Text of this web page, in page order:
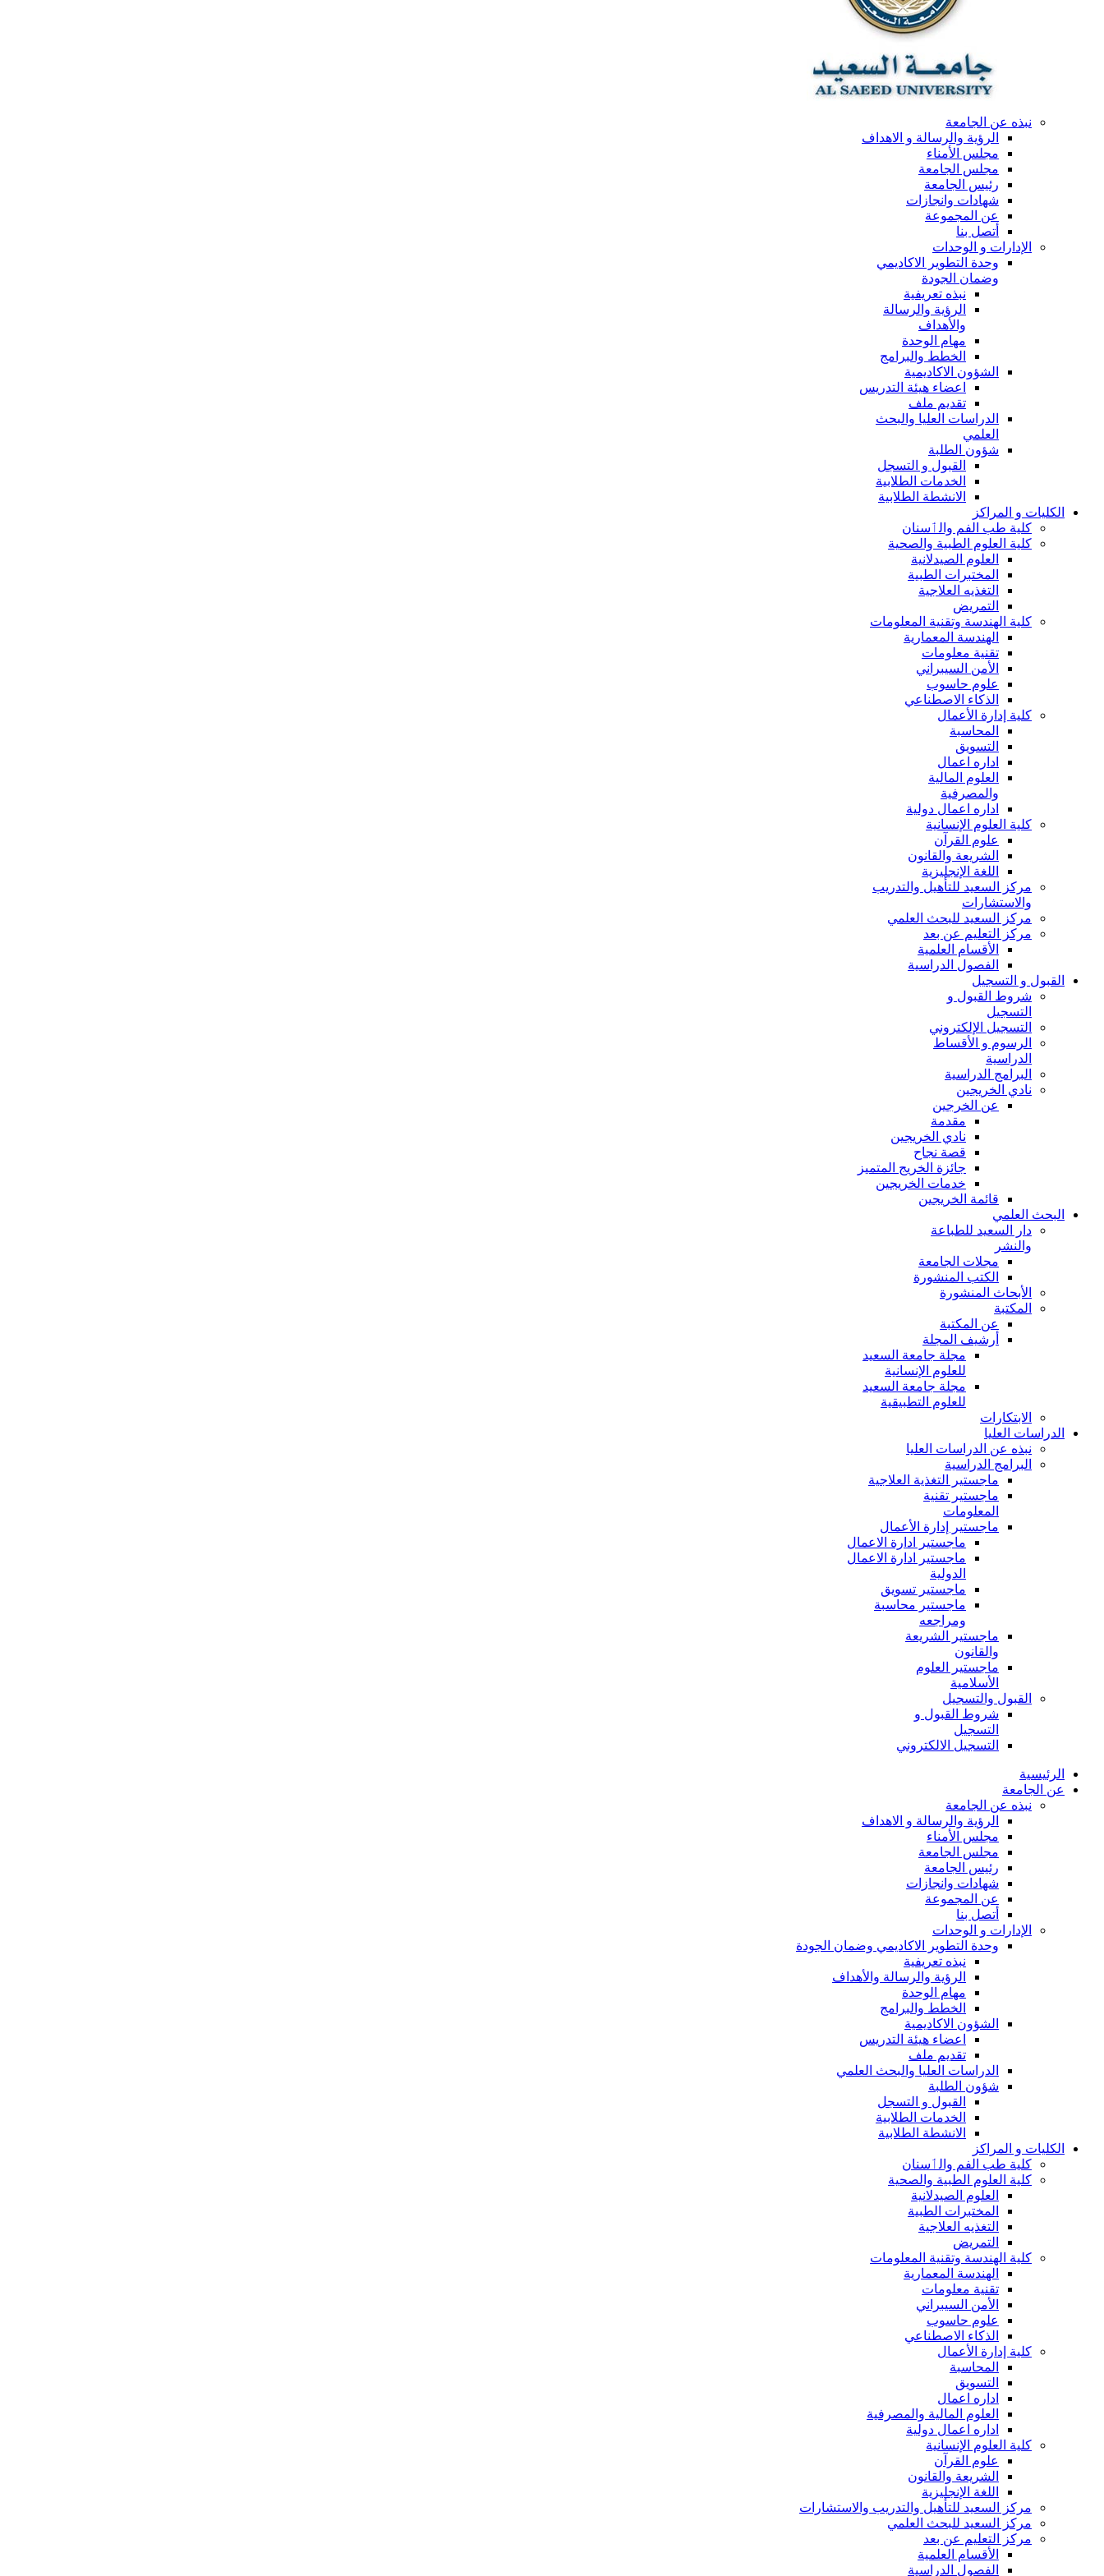
نبذه عن الجامعة
الرؤية والرسالة و الاهداف
مجلس الأمناء
مجلس الجامعة
رئيس الجامعة
شهادات وانجازات
عن المجموعة
أتصل بنا
الإدارات و الوحدات
وحدة التطوير الاكاديمي
وضمان الجودة
نبذه تعريفية
الرؤية والرسالة
والأهداف
مهام الوحدة
الخطط والبرامج
الشؤون الاكاديمية
اعضاء هيئة التدريس
تقديم ملف
الدراسات العليا والبحث
العلمي
شؤون الطلبة
القبول و التسجل
الخدمات الطلابية
الانشطة الطلابية
الكليات و المراكز
كلية طب الفم والٲسنان
كلية العلوم الطبية والصحية
العلوم الصيدلانية
المختبرات الطبية
التغذيه العلاجية
التمريض
كلية الهندسة وتقنية المعلومات
الهندسة المعمارية
تقنية معلومات
الأمن السيبراني
علوم حاسوب
الذكاء الاصطناعي
كلية إدارة الأعمال
المحاسبة
التسويق
اداره اعمال
العلوم المالية
والمصرفية
اداره اعمال دولية
كلية العلوم الإنسانية
علوم القرآن
الشريعة والقانون
اللغة الإنجليزية
مركز السعيد للتأهيل والتدريب
والاستشارات
مركز السعيد للبحث العلمي
مركز التعليم عن بعد
الأقسام العلمية
الفصول الدراسية
القبول و التسجيل
شروط القبول و
التسجيل
التسجيل الإلكتروني
الرسوم و الأقساط
الدراسية
البرامج الدراسية
نادي الخريجين
عن الخرجين
مقدمة
نادي الخريجين
قصة نجاح
جائزة الخريج المتميز
خدمات الخريجين
قائمة الخريجين
البحث العلمي
دار السعيد للطباعة
والنشر
مجلات الجامعة
الكتب المنشورة
الأبحاث المنشورة
المكتبة
عن المكتبة
أرشيف المجلة
مجلة جامعة السعيد
للعلوم الإنسانية
مجلة جامعة السعيد
للعلوم التطبيقية
الابتكارات
الدراسات العليا
نبذه عن الدراسات العليا
البرامج الدراسية
ماجستير التغذية العلاجية
ماجستير تقنية
المعلومات
ماجستير إدارة الأعمال
ماجستير ادارة الاعمال
ماجستير ادارة الاعمال
الدولية
ماجستير تسويق
ماجستير محاسبة
ومراجعه
ماجستير الشريعة
والقانون
ماجستير العلوم
الأسلامية
القبول والتسجيل
شروط القبول و
التسجيل
التسجيل الالكتروني
الرئيسية
عن الجامعة
نبذه عن الجامعة
الرؤية والرسالة و الاهداف
مجلس الأمناء
مجلس الجامعة
رئيس الجامعة
شهادات وانجازات
عن المجموعة
أتصل بنا
الإدارات و الوحدات
وحدة التطوير الاكاديمي وضمان الجودة
نبذه تعريفية
الرؤية والرسالة والأهداف
مهام الوحدة
الخطط والبرامج
الشؤون الاكاديمية
اعضاء هيئة التدريس
تقديم ملف
الدراسات العليا والبحث العلمي
شؤون الطلبة
القبول و التسجل
الخدمات الطلابية
الانشطة الطلابية
الكليات و المراكز
كلية طب الفم والٲسنان
كلية العلوم الطبية والصحية
العلوم الصيدلانية
المختبرات الطبية
التغذيه العلاجية
التمريض
كلية الهندسة وتقنية المعلومات
الهندسة المعمارية
تقنية معلومات
الأمن السيبراني
علوم حاسوب
الذكاء الاصطناعي
كلية إدارة الأعمال
المحاسبة
التسويق
اداره اعمال
العلوم المالية والمصرفية
اداره اعمال دولية
كلية العلوم الإنسانية
علوم القرآن
الشريعة والقانون
اللغة الإنجليزية
مركز السعيد للتأهيل والتدريب والاستشارات
مركز السعيد للبحث العلمي
مركز التعليم عن بعد
الأقسام العلمية
الفصول الدراسية